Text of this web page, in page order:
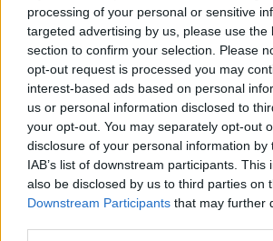
processing of your personal or sensitive
targeted advertising by us, please use the
section to confirm your selection. Please
opt-out request is processed you may
interest-based ads based on personal
us or personal information disclosed to
your opt-out. You may separately opt-out
disclosure of your personal information by
IAB’s list of downstream participants. This
also be disclosed by us to third parties on
Downstream Participants that may further
Etiquetas
JOGOS DE AÇÃO
JOGOS DE LUTA E COMBATE